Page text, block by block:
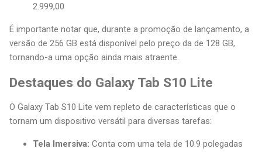
2.999,00
É importante notar que, durante a promoção de lançamento, a
versão de 256 GB está disponível pelo preço da de 128 GB,
tornando-a uma opção ainda mais atraente.
Destaques do Galaxy Tab S10 Lite
O Galaxy Tab S10 Lite vem repleto de características que o
tornam um dispositivo versátil para diversas tarefas:
Tela Imersiva: Conta com uma tela de 10.9 polegadas